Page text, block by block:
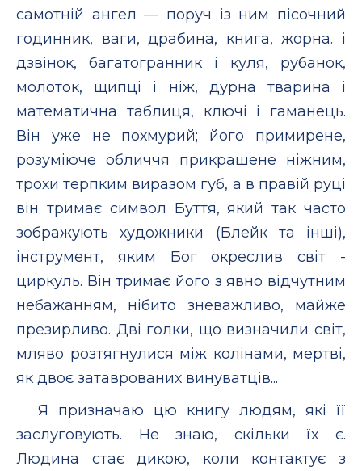
самотній ангел — поруч із ним пісочний
годинник, ваги, драбина, книга, жорна. і
дзвінок, багатогранник і куля, рубанок,
молоток, щипці і ніж, дурна тварина і
математична таблиця, ключі і гаманець.
Він уже не похмурий; його примирене,
розуміюче обличчя прикрашене ніжним,
трохи терпким виразом губ, а в правій руці
він тримає символ Буття, який так часто
зображують художники (Блейк та інші),
інструмент, яким Бог окреслив світ -
циркуль. Він тримає його з явно відчутним
небажанням, нібито зневажливо, майже
презирливо. Дві голки, що визначили світ,
мляво розтягнулися між колінами, мертві,
як двоє затаврованих винуватців...
Я призначаю цю книгу людям, які її
заслуговують. Не знаю, скільки їх є.
Людина стає дикою, коли контактує з